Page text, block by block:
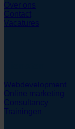
Over ons
Contact
Vacatures
Webdevelopment
Online marketing
Consultancy
Trainingen